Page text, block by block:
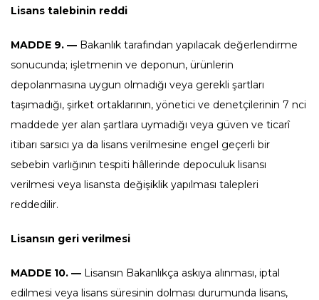
Lisans talebinin reddi
MADDE 9. — Bakanlık tarafından yapılacak değerlendirme
sonucunda; işletmenin ve deponun, ürünlerin
depolanmasına uygun olmadığı veya gerekli şartları
taşımadığı, şirket ortaklarının, yönetici ve denetçilerinin 7 nci
maddede yer alan şartlara uymadığı veya güven ve ticarî
itibarı sarsıcı ya da lisans verilmesine engel geçerli bir
sebebin varlığının tespiti hâllerinde depoculuk lisansı
verilmesi veya lisansta değişiklik yapılması talepleri
reddedilir.
Lisansın geri verilmesi
MADDE 10. — Lisansın Bakanlıkça askıya alınması, iptal
edilmesi veya lisans süresinin dolması durumunda lisans,